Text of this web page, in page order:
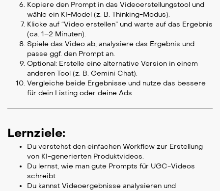
Kopiere den Prompt in das Videoerstellungstool und
wähle ein KI-Model (z. B. Thinking-Modus).
Klicke auf “Video erstellen” und warte auf das Ergebnis
(ca. 1–2 Minuten).
Spiele das Video ab, analysiere das Ergebnis und
passe ggf. den Prompt an.
Optional: Erstelle eine alternative Version in einem
anderen Tool (z. B. Gemini Chat).
Vergleiche beide Ergebnisse und nutze das bessere
für dein Listing oder deine Ads.
Lernziele:
Du verstehst den einfachen Workflow zur Erstellung
von KI-generierten Produktvideos.
Du lernst, wie man gute Prompts für UGC-Videos
schreibt.
Du kannst Videoergebnisse analysieren und